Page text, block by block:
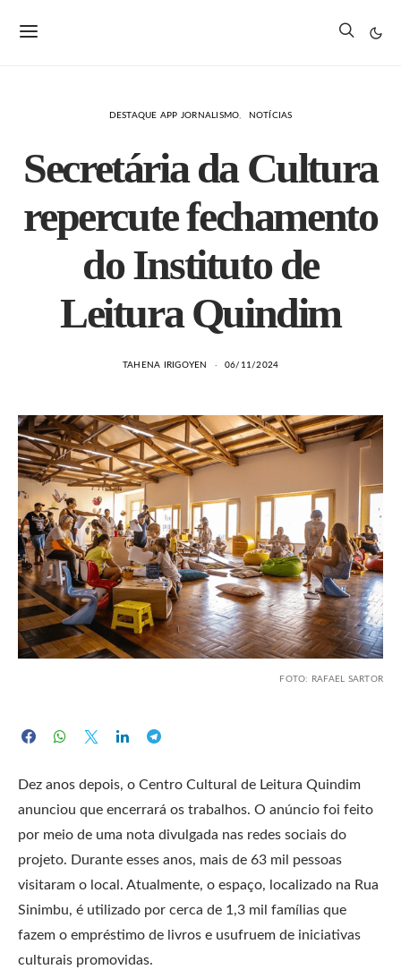
DESTAQUE APP JORNALISMO NOTÍCIAS
Secretária da Cultura
repercute fechamento
do Instituto de
Leitura Quindim
TAHENA IRIGOYEN 06/11/2024
FOTO: RAFAEL SARTOR
Dez anos depois, o Centro Cultural de Leitura Quindim
anunciou que encerrará os trabalhos. O anúncio foi feito
por meio de uma nota divulgada nas redes sociais do
projeto. Durante esses anos, mais de 63 mil pessoas
visitaram o local. Atualmente, o espaço, localizado na Rua
Sinimbu, é utilizado por cerca de 1,3 mil famílias que
fazem o empréstimo de livros e usufruem de iniciativas
culturais promovidas.